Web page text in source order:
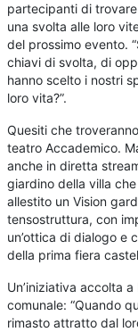
partecipanti di
una svolta alle loro
del prossimo evento.
chiavi di svolta, di
hanno scelto i nostri
loro vita?”.
Quesiti che
teatro Accademico.
anche in diretta
giardino della villa
allestito un Vision
tensostruttura, con
un’ottica di dialogo e
della prima fiera
Un’iniziativa accolta
comunale: “Quando
rimasto attratto dal